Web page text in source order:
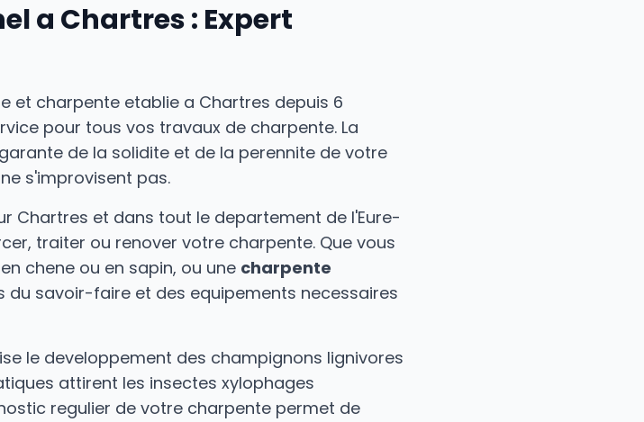
a Chartres : Expert
et charpente etablie a Chartres depuis 6
pour tous vos travaux de charpente. La
de la solidite et de la perennite de votre
s'improvisent pas.
Chartres et dans tout le departement de l'Eure-
traiter ou renover votre charpente. Que vous
en chene ou en sapin, ou une charpente
du savoir-faire et des equipements necessaires
le developpement des champignons lignivores
attirent les insectes xylophages
regulier de votre charpente permet de